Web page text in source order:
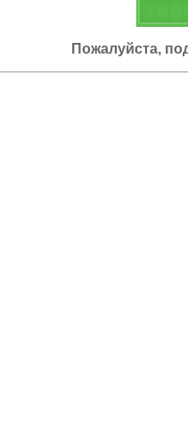
Пожалуйста,